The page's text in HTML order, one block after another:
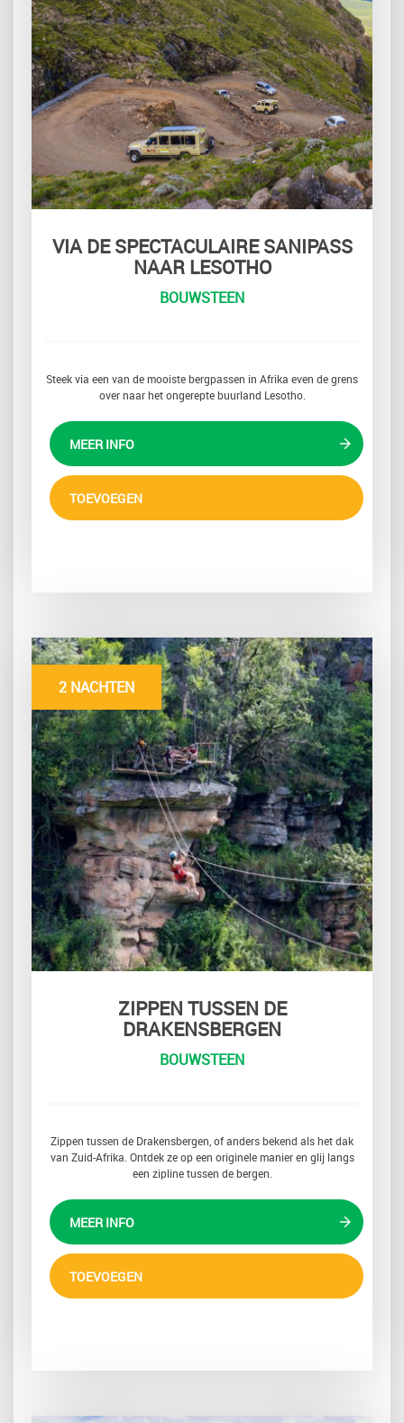
VIA DE SPECTACULAIRE SANIPASS
NAAR LESOTHO
BOUWSTEEN
Steek via een van de mooiste bergpassen in Afrika even de grens
over naar het ongerepte buurland Lesotho.
MEER INFO
TOEVOEGEN
2 NACHTEN
ZIPPEN TUSSEN DE
DRAKENSBERGEN
BOUWSTEEN
Zippen tussen de Drakensbergen, of anders bekend als het dak
van Zuid-Afrika. Ontdek ze op een originele manier en glij langs
een zipline tussen de bergen.
MEER INFO
TOEVOEGEN